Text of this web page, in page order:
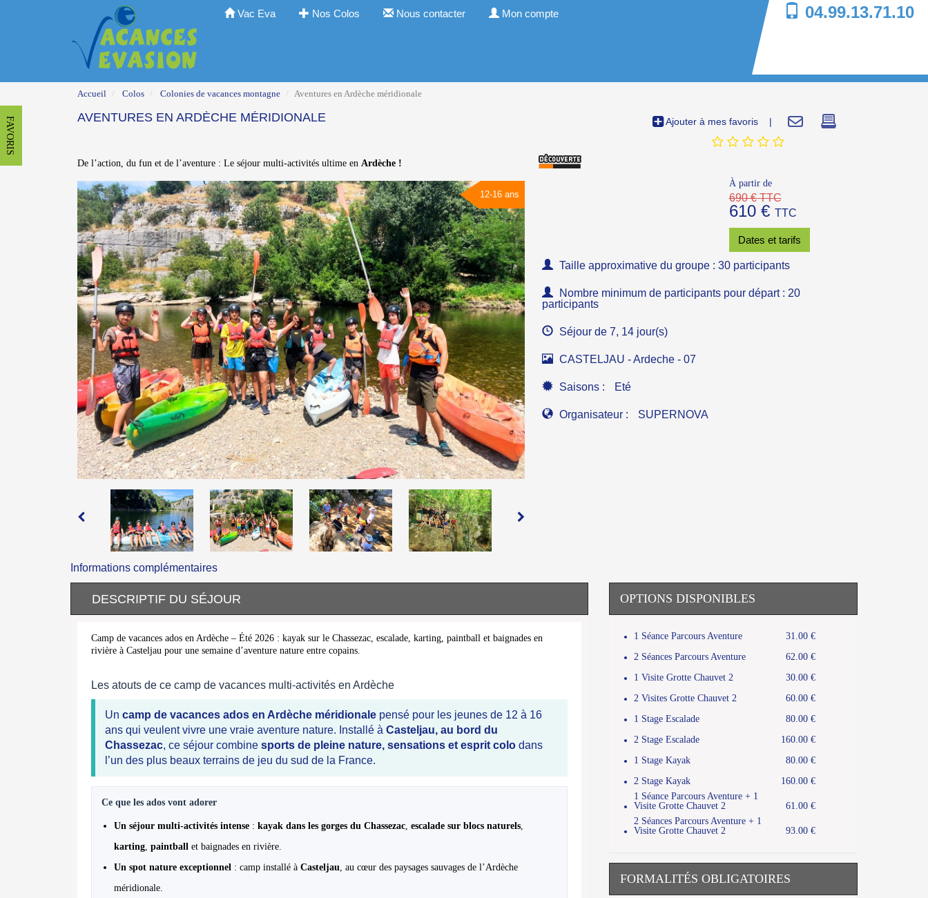
04.99.13.71.10
Vac Eva Nos Colos Nous contacter Mon compte
FAVORIS
Accueil Colos Colonies de vacances montagne Aventures en Ardèche méridionale
AVENTURES EN ARDÈCHE MÉRIDIONALE Ajouter à mes favoris |
De l’action, du fun et de l’aventure : Le séjour multi-activités ultime en Ardèche !
12-16 ans
À partir de
690 € TTC
610 € TTC
Dates et tarifs
Taille approximative du groupe : 30 participants
Nombre minimum de participants pour départ : 20
participants
Séjour de 7, 14 jour(s)
CASTELJAU - Ardeche - 07
Saisons : Eté
Organisateur : SUPERNOVA
Informations complémentaires
DESCRIPTIF DU SÉJOUR
Camp de vacances ados en Ardèche – Été 2026 : kayak sur le Chassezac, escalade, karting, paintball et baignades en
rivière à Casteljau pour une semaine d’aventure nature entre copains.
Les atouts de ce camp de vacances multi-activités en Ardèche
Un camp de vacances ados en Ardèche méridionale pensé pour les jeunes de 12 à 16
ans qui veulent vivre une vraie aventure nature. Installé à Casteljau, au bord du
Chassezac, ce séjour combine sports de pleine nature, sensations et esprit colo dans
l’un des plus beaux terrains de jeu du sud de la France.
Ce que les ados vont adorer
Un séjour multi-activités intense : kayak dans les gorges du Chassezac escalade sur blocs naturels
karting paintball et baignades en rivière.
Un spot nature exceptionnel : camp installé à Casteljau , au cœur des paysages sauvages de l’Ardèche
méridionale.
OPTIONS DISPONIBLES
1 Séance Parcours Aventure
31.00 €
2 Séances Parcours Aventure
62.00 €
1 Visite Grotte Chauvet 2
30.00 €
2 Visites Grotte Chauvet 2
60.00 €
1 Stage Escalade
80.00 €
2 Stage Escalade
160.00 €
1 Stage Kayak
80.00 €
2 Stage Kayak
160.00 €
1 Séance Parcours Aventure + 1
Visite Grotte Chauvet 2
61.00 €
2 Séances Parcours Aventure + 1
Visite Grotte Chauvet 2
93.00 €
FORMALITÉS OBLIGATOIRES